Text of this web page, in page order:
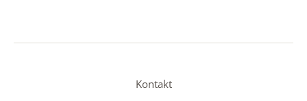
Kontakt